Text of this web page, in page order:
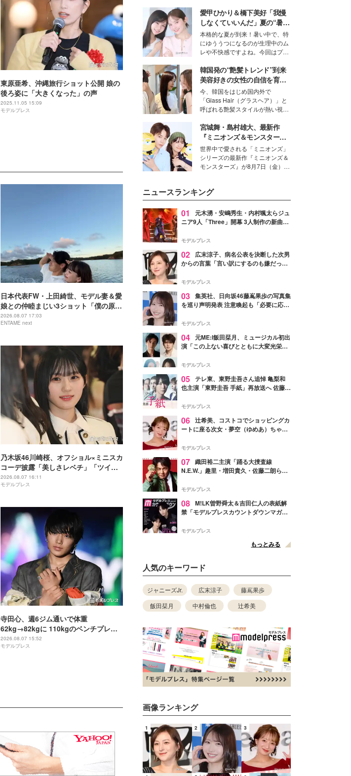
東原亜希、沖縄旅行ショット公開 娘の
後ろ姿に「大きくなった」の声
2025.11.05 15:09
モデルプレス
日本代表FW・上田綺世、モデル妻＆愛
娘との仲睦まじい3ショット「僕の原動
力は家族です」
2026.08.07 17:03
ENTAME next
乃木坂46川崎桜、オフショル×ミニスカ
コーデ披露「美しさレベチ」「ツイン
テール最高」の声
2026.08.07 16:11
モデルプレス
寺田心、週6ジム通いで体重
62kg→82kgに 110kgのベンチプレス
持ち上げる姿披露「胸板の厚みすご
い」「かっこいい」と反響
2026.08.07 15:52
モデルプレス
な美容の常識を大きく変える可能
性を秘めた、革新的な「Water
Capturing Skin（ウォーターキャ
プチャリングスキン：捕水肌）」
技術を、花王が構築した。
愛甲ひかり＆橋下美好「我慢
しなくていいんだ」夏の“暑さ
対策”の新しい選択肢とは？
本格的な夏が到来！暑い中で、特
にゆううつになるのが生理中のム
レや不快感ですよね。今回はプラ
モデル・愛甲ひかりさんと橋下美
好さんを迎えて本音で女子会トー
ク。猛暑のお出かけを快適に過ご
すヒントや、2人が感動した夏の
生理の新常識にも迫りました。
韓国発の“艶髪トレンド”到来
美容好きの女性の自信を育む
「ヘアケア事情」って？
今、韓国をはじめ国内外で
「Glass Hair（グラスヘア）」と
呼ばれる艶髪スタイルが熱い視線
ションの完成度を高めるベースと
して、“髪そのものの美しさ”に改
めて注目する人が増えている様
子。今回は、そんな憧れの艶やか
な髪を日常で叶える、美容好きの
女性たちのヘアケア事情を紹介し
宮城舞・島村雄大、最新作
『ミニオンズ＆モンスター
ズ』の魅力熱弁 ハチャメチャ
だけじゃない“友情と絆”に感
動
世界中で愛される「ミニオンズ」
シリーズの最新作『ミニオンズ＆
モンスターズ』が8月7日（金）に
デルの宮城舞と島村雄大の特別対
談をお届け！それぞれの視点か
ら、今作ならではの魅力や予想外
の感動をもたらす奥深いストーリ
た。
ニュースランキング
01
元木湧・安嶋秀生・内村颯太らジュ
ニア9人「Three」開幕 3人制作の新曲＆
進んで夢を掴みたい」【ゲネプロレポ】
モデルプレス
02
広末涼子、病名公表を決断した次男
からの言葉「言い訳にするのも嫌だっ
モデルプレス
03 集英社、日向坂46藤嶌果歩の写真集
を巡り声明発表 注意喚起も「必要に応じ
モデルプレス
04 元ME:I飯田栞月、ミュージカル初出
演「この上ない喜びとともに大変光栄」
ャスト発表
モデルプレス
05 テレ東、東野圭吾さん追悼 亀梨和
也主演「東野圭吾 手紙」再放送へ 佐藤隆
モデルプレス
06 辻希美、コストコでショッピングカ
ートに座る次女・夢空（ゆめあ）ちゃん
ぎ」「成長を感じる」の声
モデルプレス
07 織田裕二主演「踊る大捜査線
N.E.W.」趣里・増田貴久・佐藤二朗ら新
徴する“謎のキーワード”も
モデルプレス
08 M!LK曽野舜太＆吉田仁人の表紙解
禁「モデルプレスカウントダウンマガジ
モデルプレス
もっとみる
人気のキーワード
ジャニーズJr. 広末涼子
藤嶌果歩
飯田栞月
中村倫也 辻希美
画像ランキング
1 2 3